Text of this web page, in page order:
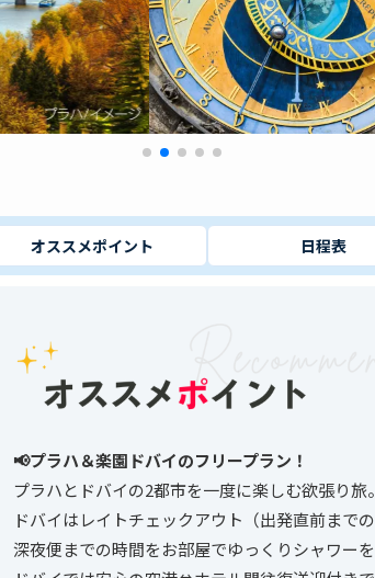
オススメポイント 日程表
📢プラハ＆楽園ドバイのフリープラン！
プラハとドバイの2都市を一度に楽しむ欲張り旅。
ドバイはレイトチェックアウト（出発直前まで
深夜便までの時間をお部屋でゆっくりシャワー